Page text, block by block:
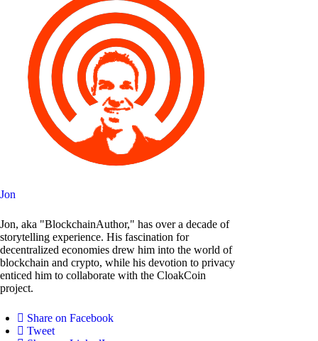
Jon
Jon, aka "BlockchainAuthor," has over a decade of
storytelling experience. His fascination for
decentralized economies drew him into the world of
blockchain and crypto, while his devotion to privacy
enticed him to collaborate with the CloakCoin
project.
Share on Facebook
Tweet